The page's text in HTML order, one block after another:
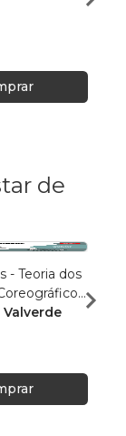
silva
R$
de
- Teoria dos
Salão e
Valverde
R$